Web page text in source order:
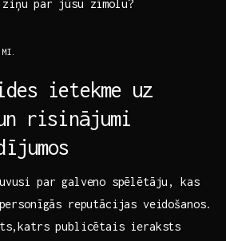
ziņu ⁣par‌ jūsu zīmolu?
ietekme uz
risinājumi
⁢par galveno ⁢spēlētāju, kas
personīgās reputācijas veidošanos.
publicētais ieraksts